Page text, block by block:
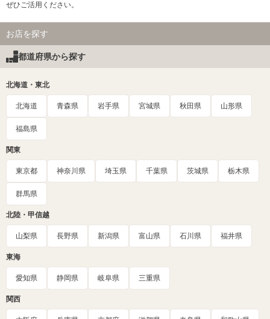
ぜひご活用ください。
お店を探す
都道府県から探す
北海道・東北
北海道 青森県 岩手県 宮城県 秋田県 山形県
福島県
関東
東京都 神奈川県 埼玉県 千葉県 茨城県 栃木県
群馬県
北陸・甲信越
山梨県 長野県 新潟県 富山県 石川県 福井県
東海
愛知県 静岡県 岐阜県 三重県
関西